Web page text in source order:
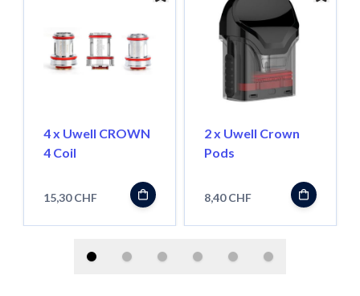
4 x Uwell CROWN
4 Coil
15,30 CHF
2 x Uwell Crown
Pods
8,40 CHF